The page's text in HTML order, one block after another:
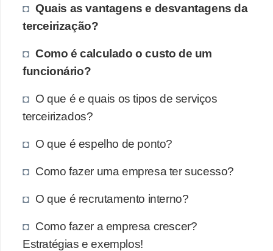
Quais as vantagens e desvantagens da
terceirização?
Como é calculado o custo de um
funcionário?
O que é e quais os tipos de serviços
terceirizados?
O que é espelho de ponto?
Como fazer uma empresa ter sucesso?
O que é recrutamento interno?
Como fazer a empresa crescer?
Estratégias e exemplos!